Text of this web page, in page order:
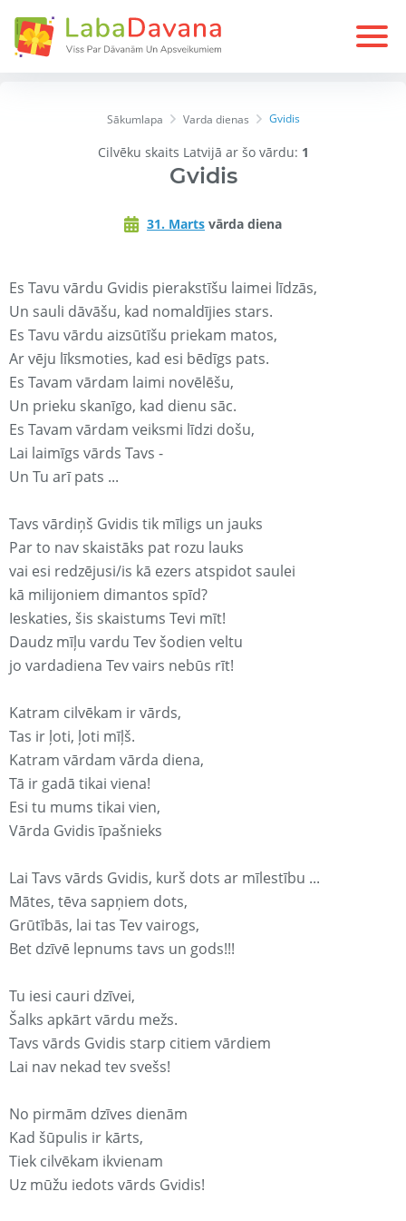
Sākumlapa Varda dienas Gvidis
Cilvēku skaits Latvijā ar šo vārdu: 1
Gvidis
31. Marts vārda diena
Es Tavu vārdu Gvidis pierakstīšu laimei līdzās,
Un sauli dāvāšu, kad nomaldījies stars.
Es Tavu vārdu aizsūtīšu priekam matos,
Ar vēju līksmoties, kad esi bēdīgs pats.
Es Tavam vārdam laimi novēlēšu,
Un prieku skanīgo, kad dienu sāc.
Es Tavam vārdam veiksmi līdzi došu,
Lai laimīgs vārds Tavs -
Un Tu arī pats ...
Tavs vārdiņš Gvidis tik mīligs un jauks
Par to nav skaistāks pat rozu lauks
vai esi redzējusi/is kā ezers atspidot saulei
kā milijoniem dimantos spīd?
Ieskaties, šis skaistums Tevi mīt!
Daudz mīļu vardu Tev šodien veltu
jo vardadiena Tev vairs nebūs rīt!
Katram cilvēkam ir vārds,
Tas ir ļoti, ļoti mīļš.
Katram vārdam vārda diena,
Tā ir gadā tikai viena!
Esi tu mums tikai vien,
Vārda Gvidis īpašnieks
Lai Tavs vārds Gvidis, kurš dots ar mīlestību ...
Mātes, tēva sapņiem dots,
Grūtībās, lai tas Tev vairogs,
Bet dzīvē lepnums tavs un gods!!!
Tu iesi cauri dzīvei,
Šalks apkārt vārdu mežs.
Tavs vārds Gvidis starp citiem vārdiem
Lai nav nekad tev svešs!
No pirmām dzīves dienām
Kad šūpulis ir kārts,
Tiek cilvēkam ikvienam
Uz mūžu iedots vārds Gvidis!